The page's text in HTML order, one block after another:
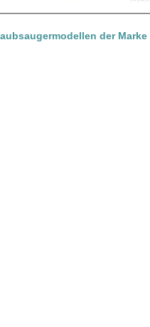
der Marke